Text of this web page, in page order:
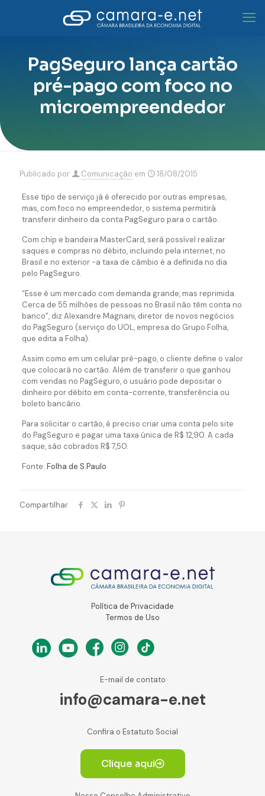
PagSeguro lança cartão
pré-pago com foco no
microempreendedor
Publicado por Comunicação em 18/08/2015
Esse tipo de serviço já é oferecido por outras empresas,
mas, com foco no empreendedor, o sistema permitirá
transferir dinheiro da conta PagSeguro para o cartão.
Com chip e bandeira MasterCard, será possível realizar
saques e compras no débito, incluindo pela internet, no
Brasil e no exterior -a taxa de câmbio é a definida no dia
pelo PagSeguro.
“Esse é um mercado com demanda grande, mas reprimida.
Cerca de 55 milhões de pessoas no Brasil não têm conta no
banco”, diz Alexandre Magnani, diretor de novos negócios
do PagSeguro (serviço do UOL, empresa do Grupo Folha,
que edita a Folha).
Assim como em um celular pré-pago, o cliente define o valor
que colocará no cartão. Além de transferir o que ganhou
com vendas no PagSeguro, o usuário pode depositar o
dinheiro por débito em conta-corrente, transferência ou
boleto bancário.
Para solicitar o cartão, é preciso criar uma conta pelo site
do PagSeguro e pagar uma taxa única de R$ 12,90. A cada
saque, são cobrados R$ 7,50.
Fonte: Folha de S.Paulo
Compartilhar
Política de Privacidade
Termos de Uso
E-mail de contato
info@camara-e.net
Confira o Estatuto Social
Clique aqui